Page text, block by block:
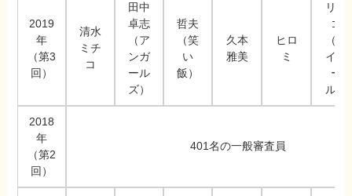
2019
年
（第3
回）
清水
ミチ
コ
田中
卓志
（ア
ンガ
ール
ズ）
哲夫
（笑
い
飯）
久本
雅美
ヒロ
ミ
リン
ゴ
（ハ
イヒ
ー
ル）
2018
年
（第2
回）
401名の一般審査員